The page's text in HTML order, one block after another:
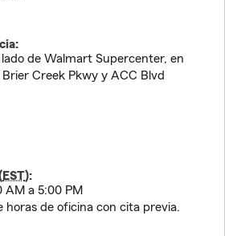
de Walmart Supercenter, en
Creek Pkwy y ACC Blvd
EST):
AM a 5:00 PM
horas de oficina con cita previa.